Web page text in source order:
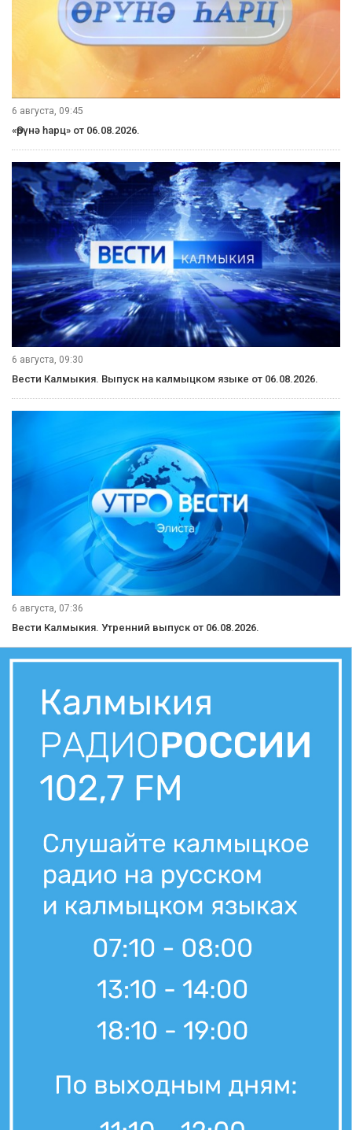
6 августа, 09:45
«Өрүнә һарц» от 06.08.2026.
6 августа, 09:30
Вести Калмыкия. Выпуск на калмыцком языке от 06.08.2026.
6 августа, 07:36
Вести Калмыкия. Утренний выпуск от 06.08.2026.